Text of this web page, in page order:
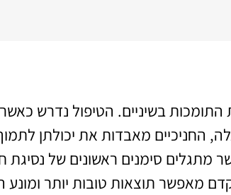
התומכות בשיניים. הטיפול נדרש
מאבדות את יכולתן לתמוך
סימנים ראשונים של נסיגת
מאפשר תוצאות טובות יותר ומונע